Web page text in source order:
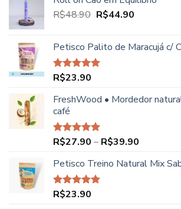
R$48.90 O
era:
R$48.90.
R$44.90O
é:
Petisco Palito de Maracujá c/
Avaliação
R$23.90
FreshWood • Mordedor
café
Avaliação
R$27.90 – R$39.90
preço:
Petisco Treino Natural Mix
Avaliação
R$23.90